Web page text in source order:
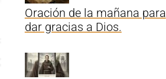
Oración de la mañana para
dar gracias a Dios.